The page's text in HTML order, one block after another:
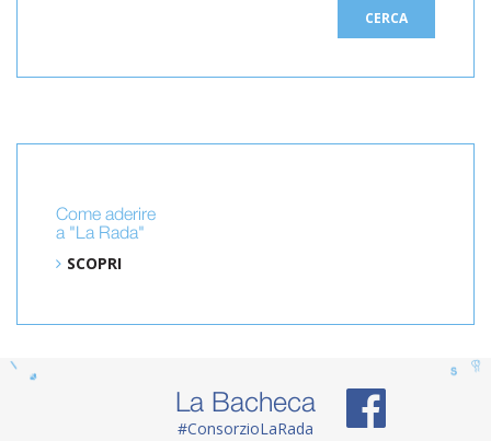
CERCA
Come aderire
a "La Rada"
SCOPRI
La Bacheca
#ConsorzioLaRada